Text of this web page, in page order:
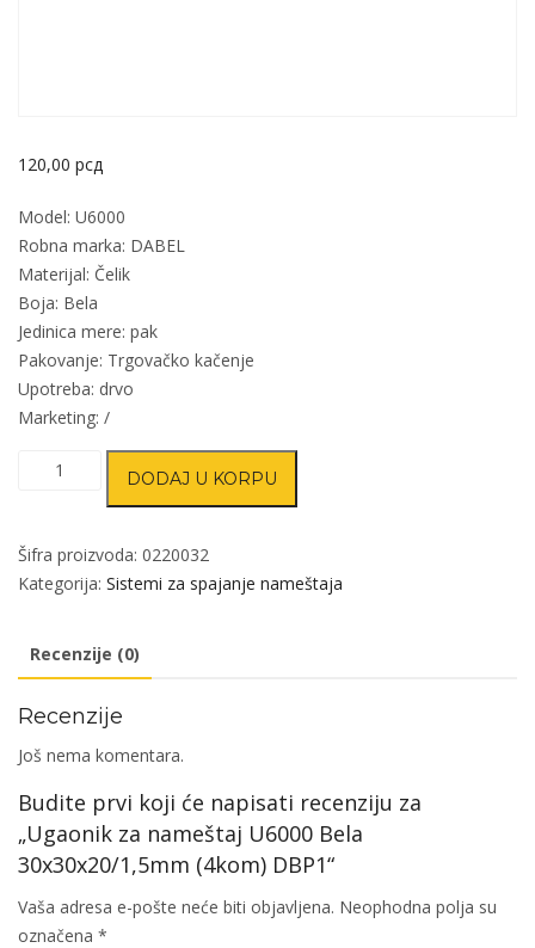
120,00 рсд
Model: U6000
Robna marka: DABEL
Materijal: Čelik
Boja: Bela
Jedinica mere: pak
Pakovanje: Trgovačko kačenje
Upotreba: drvo
Marketing: /
Ugaonik
U6000
Bela
DBP1
DODAJ U KORPU
Šifra proizvoda: 0220032
Kategorija: Sistemi za spajanje nameštaja
Recenzije (0)
Recenzije
Još nema komentara.
Budite prvi koji će napisati recenziju za
„Ugaonik za nameštaj U6000 Bela
30x30x20/1,5mm (4kom) DBP1“
Vaša adresa e-pošte neće biti objavljena. Neophodna polja su
označena *